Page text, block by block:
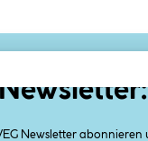
Newsletter